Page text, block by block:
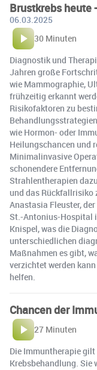
Brustkrebs heute
06.03.2025
30 Minuten
Diagnostik und
Jahren große
wie Mammographie,
frühzeitig erkannt
Risikofaktoren zu
wie Hormon- oder
Heilungschancen und
Minimalinvasive
schonendere
Strahlentherapien
und das Rückfallrisiko
Anastasia Fleuster,
St.-Antonius-Hospital
Knispel, was die
unterschiedlichen
Maßnahmen es gibt,
verzichtet werden
helfen.
Chancen der
27 Minuten
Die Immuntherapie
Krebsbehandlung.